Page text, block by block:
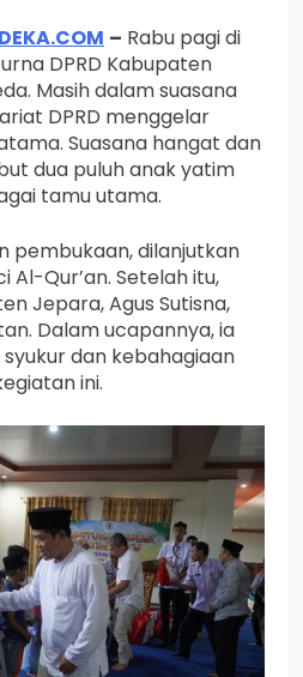
– Rabu pagi di
DPRD Kabupaten
Masih dalam suasana
DPRD menggelar
Suasana hangat dan
dua puluh anak yatim
tamu utama.
pembukaan, dilanjutkan
Qur’an. Setelah itu,
Jepara, Agus Sutisna,
Dalam ucapannya, ia
dan kebahagiaan
ini.